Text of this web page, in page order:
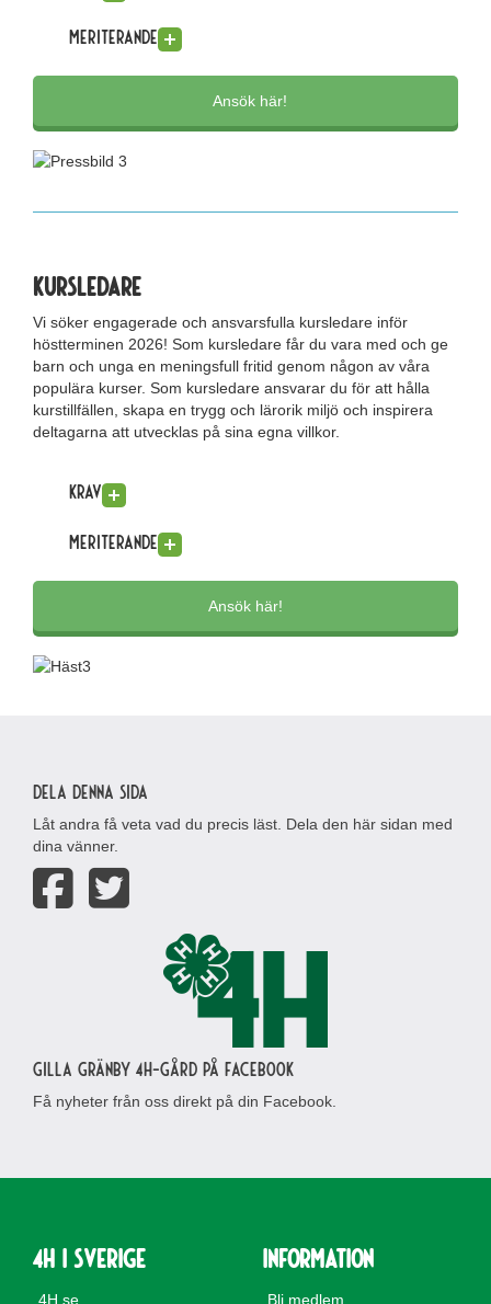
Meriterande
Ansök här!
Kursledare
Vi söker engagerade och ansvarsfulla kursledare inför
höstterminen 2026! Som kursledare får du vara med och ge
barn och unga en meningsfull fritid genom någon av våra
populära kurser. Som kursledare ansvarar du för att hålla
kurstillfällen, skapa en trygg och lärorik miljö och inspirera
deltagarna att utvecklas på sina egna villkor.
Krav
Meriterande
Ansök här!
Dela denna sida
Låt andra få veta vad du precis läst. Dela den här sidan med
dina vänner.
Gilla Gränby 4H-gård på Facebook
Få nyheter från oss direkt på din Facebook.
4H i Sverige
4H.se
Information
Bli medlem